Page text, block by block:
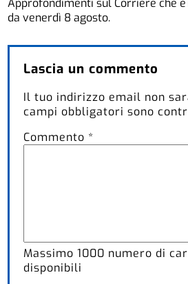
Approfondimenti sul Corriere che
da venerdì 8 agosto.
Lascia un commento
Il tuo indirizzo email non
campi obbligatori sono
Commento *
Massimo1000 numero di
disponibili